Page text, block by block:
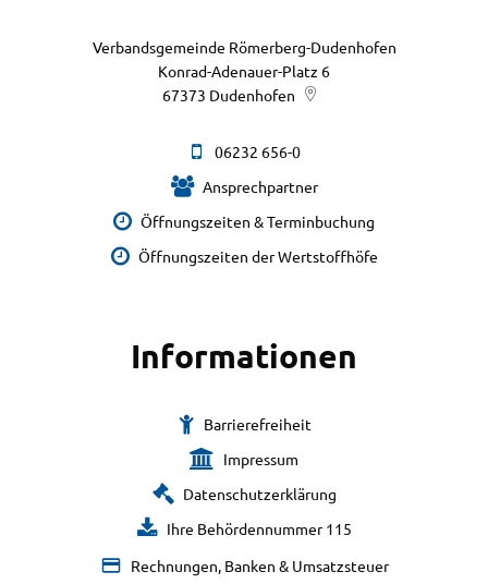
Verbandsgemeinde Römerberg-Dudenhofen
Konrad-Adenauer-Platz 6
67373 Dudenhofen
06232 656-0
Ansprechpartner
Öffnungszeiten & Terminbuchung
Öffnungszeiten der Wertstoffhöfe
Informationen
Barrierefreiheit
Impressum
Datenschutzerklärung
Ihre Behördennummer 115
Rechnungen, Banken & Umsatzsteuer